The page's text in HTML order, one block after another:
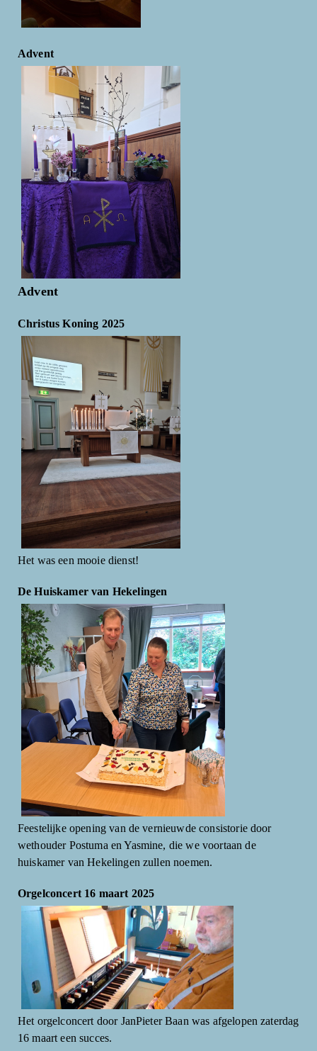
Advent
Advent
Christus Koning 2025
Het was een mooie dienst!
De Huiskamer van Hekelingen
Feestelijke opening van de vernieuwde consistorie door
wethouder Postuma en Yasmine, die we voortaan de
huiskamer van Hekelingen zullen noemen.
Orgelconcert 16 maart 2025
Het orgelconcert door JanPieter Baan was afgelopen zaterdag
16 maart een succes.